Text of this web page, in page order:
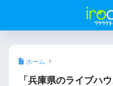
ホーム
「兵庫県のライブハ